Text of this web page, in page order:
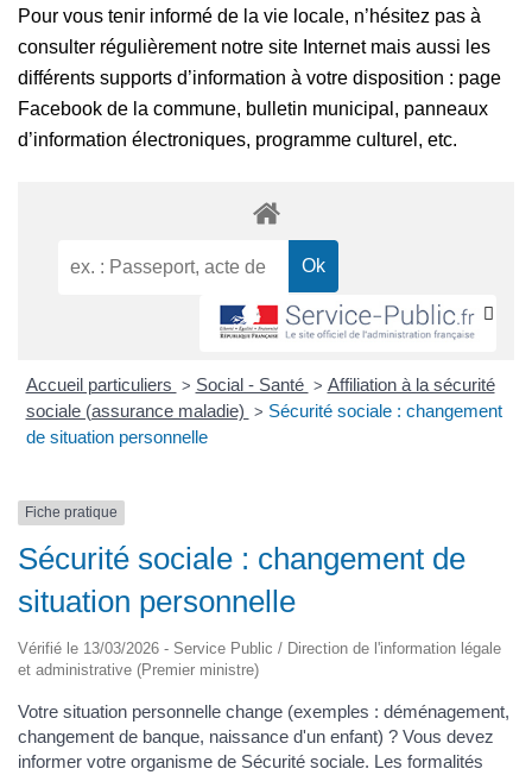
Pour vous tenir informé de la vie locale, n’hésitez pas à
consulter régulièrement notre site Internet mais aussi les
différents supports d’information à votre disposition : page
Facebook de la commune, bulletin municipal, panneaux
d’information électroniques, programme culturel, etc.
Accueil particuliers > Social - Santé > Affiliation à la sécurité
sociale (assurance maladie) > Sécurité sociale : changement
de situation personnelle
Fiche pratique
Sécurité sociale : changement de
situation personnelle
Vérifié le 13/03/2026 - Service Public / Direction de l'information légale
et administrative (Premier ministre)
Votre situation personnelle change (exemples : déménagement,
changement de banque, naissance d'un enfant) ? Vous devez
informer votre organisme de Sécurité sociale. Les formalités